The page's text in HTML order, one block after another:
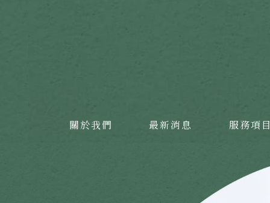
關於我們 最新消息 服務項